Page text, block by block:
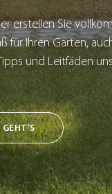
erstellen Sie
für Ihren Garten,
und Leitfäden
GEHT’S